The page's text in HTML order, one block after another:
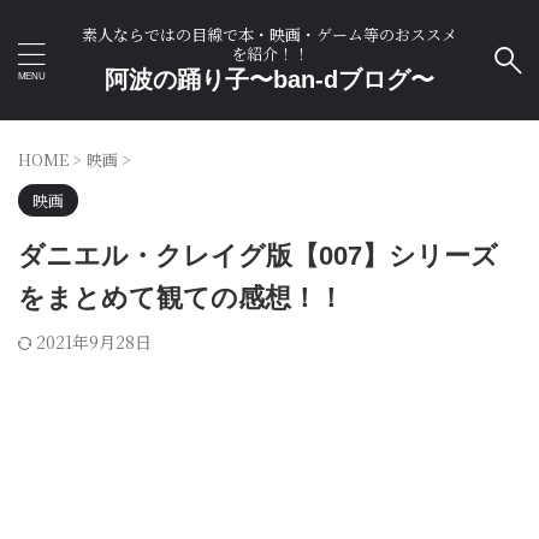
素人ならではの目線で本・映画・ゲーム等のおススメ
を紹介！！
阿波の踊り子〜ban-dブログ〜
HOME > 映画 >
映画
ダニエル・クレイグ版【007】シリーズ
をまとめて観ての感想！！
2021年9月28日